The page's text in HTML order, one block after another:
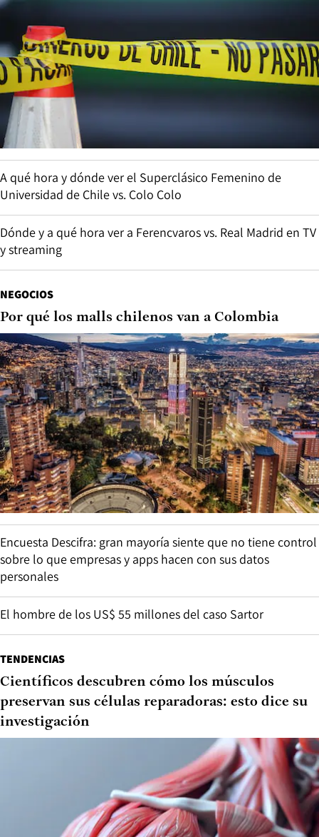
A qué hora y dónde ver el Superclásico Femenino de
Universidad de Chile vs. Colo Colo
Dónde y a qué hora ver a Ferencvaros vs. Real Madrid en TV
y streaming
NEGOCIOS
Por qué los malls chilenos van a Colombia
Encuesta Descifra: gran mayoría siente que no tiene control
sobre lo que empresas y apps hacen con sus datos
personales
El hombre de los US$ 55 millones del caso Sartor
TENDENCIAS
Científicos descubren cómo los músculos
preservan sus células reparadoras: esto dice su
investigación